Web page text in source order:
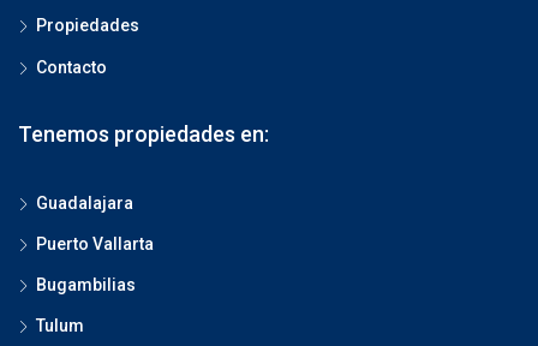
Propiedades
Contacto
Tenemos propiedades en:
Guadalajara
Puerto Vallarta
Bugambilias
Tulum